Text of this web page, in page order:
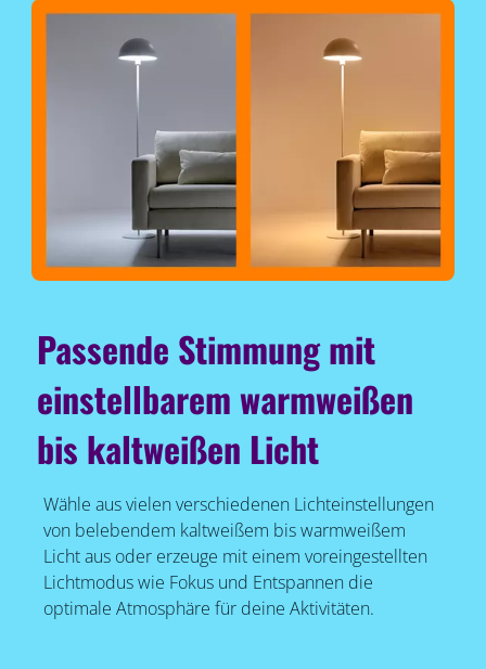
Passende Stimmung mit
einstellbarem warmweißen
bis kaltweißen Licht
Wähle aus vielen verschiedenen Lichteinstellungen
von belebendem kaltweißem bis warmweißem
Licht aus oder erzeuge mit einem voreingestellten
Lichtmodus wie Fokus und Entspannen die
optimale Atmosphäre für deine Aktivitäten.